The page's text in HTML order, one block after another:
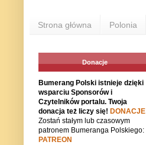
Strona główna Polonia
Donacje
Bumerang Polski istnieje dzięki
wsparciu Sponsorów i
Czytelników portalu. Twoja
donacja też liczy się! DONACJE
Zostań stałym lub czasowym
patronem Bumeranga Polskiego:
PATREON